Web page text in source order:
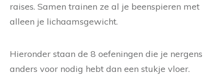
raises. Samen trainen ze al je beenspieren met
alleen je lichaamsgewicht.
Hieronder staan de 8 oefeningen die je nergens
anders voor nodig hebt dan een stukje vloer.